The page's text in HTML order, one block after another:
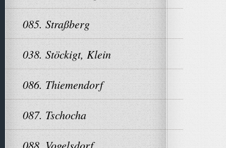
085. Straßberg
038. Stöckigt, Klein
086. Thiemendorf
087. Tschocha
088. Vogelsdorf